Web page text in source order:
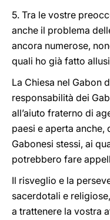
5. Tra le vostre
anche il problema
ancora numerose,
quali ho già fatto
La Chiesa nel Gabon
responsabilità dei
all’aiuto fraterno di
paesi e aperta anche,
Gabonesi stessi, ai
potrebbero fare
Il risveglio e la
sacerdotali e
a trattenere la vostra